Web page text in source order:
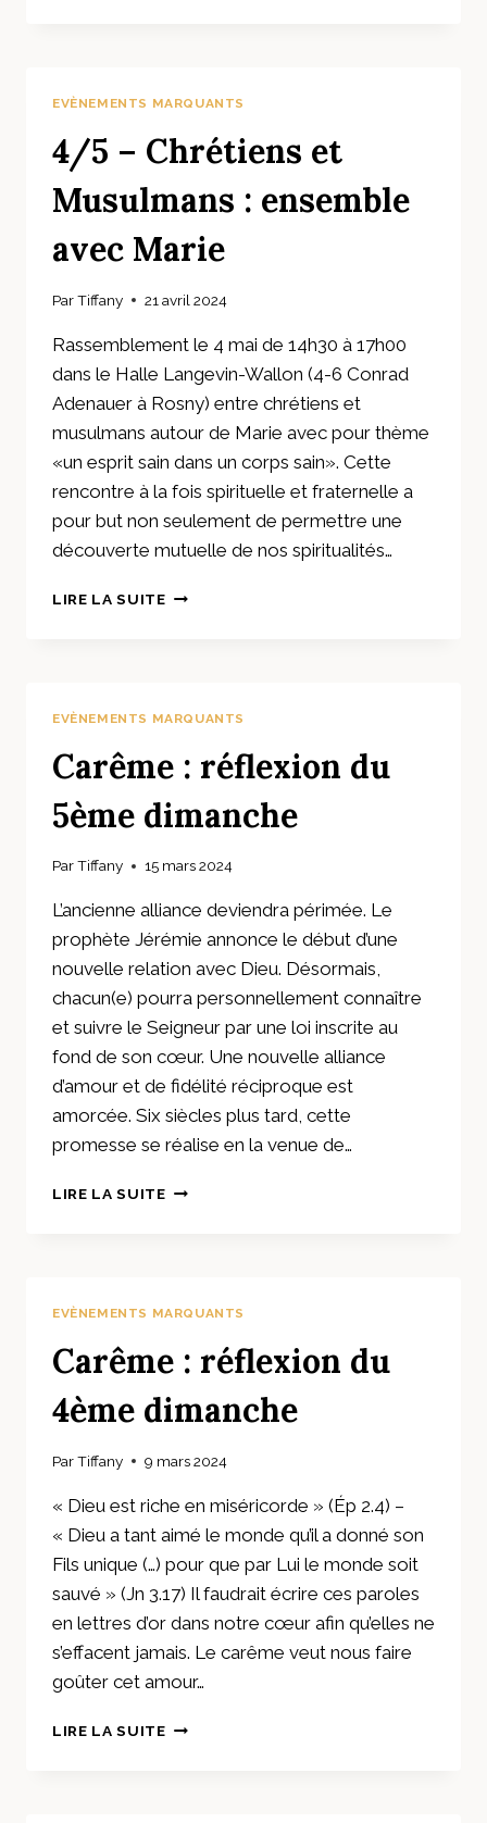
EVÈNEMENTS MARQUANTS
4/5 – Chrétiens et
Musulmans : ensemble
avec Marie
ParTiffany 21 avril 2024
Rassemblement le 4 mai de 14h30 à 17h00
dans le Halle Langevin-Wallon (4-6 Conrad
Adenauer à Rosny) entre chrétiens et
musulmans autour de Marie avec pour thème
«un esprit sain dans un corps sain». Cette
rencontre à la fois spirituelle et fraternelle a
pour but non seulement de permettre une
découverte mutuelle de nos spiritualités…
LIRE LA SUITE4/5
MARIE
EVÈNEMENTS MARQUANTS
Carême : réflexion du
5ème dimanche
ParTiffany 15 mars 2024
L’ancienne alliance deviendra périmée. Le
prophète Jérémie annonce le début d’une
nouvelle relation avec Dieu. Désormais,
chacun(e) pourra personnellement connaître
et suivre le Seigneur par une loi inscrite au
fond de son cœur. Une nouvelle alliance
d’amour et de fidélité réciproque est
amorcée. Six siècles plus tard, cette
promesse se réalise en la venue de…
LIRE LA SUITECARÊME
EVÈNEMENTS MARQUANTS
Carême : réflexion du
4ème dimanche
ParTiffany 9 mars 2024
« Dieu est riche en miséricorde » (Ép 2.4) –
« Dieu a tant aimé le monde qu’il a donné son
Fils unique (…) pour que par Lui le monde soit
sauvé » (Jn 3.17) Il faudrait écrire ces paroles
en lettres d’or dans notre cœur afin qu’elles ne
s’effacent jamais. Le carême veut nous faire
goûter cet amour…
LIRE LA SUITECARÊME